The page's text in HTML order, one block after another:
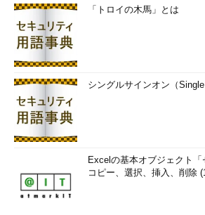
次は暗号に関する問題だ。
問題：
VDD FOD AHB VBFD:
PSQD GSW MWDVV? LS, JNFWJE AHB
筆者超意訳……といいたいところだが、ご
「トロイの木馬」とは
シングルサインオン（
Excelの基本オブジェクト「
コピー、選択、挿入、削除